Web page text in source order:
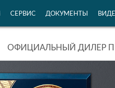
СЕРВИС ДОКУМЕНТЫ
ОФИЦИАЛЬНЫЙ ДИЛЕР